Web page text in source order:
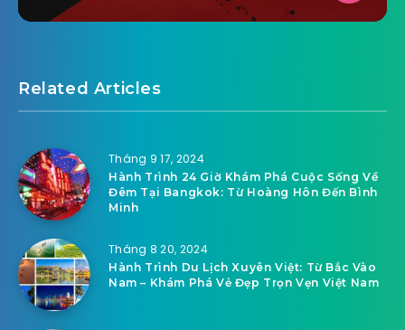
Related Articles
Tháng 9 17, 2024
Hành Trình 24 Giờ Khám Phá Cuộc Sống Về
Đêm Tại Bangkok: Từ Hoàng Hôn Đến Bình
Minh
Tháng 8 20, 2024
Hành Trình Du Lịch Xuyên Việt: Từ Bắc Vào
Nam – Khám Phá Vẻ Đẹp Trọn Vẹn Việt Nam